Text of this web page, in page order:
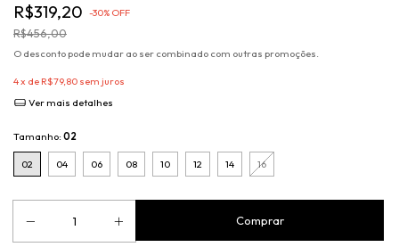
R$319,20 -30% OFF
R$456,00
O desconto pode mudar ao ser combinado com outras promoções.
4x de R$79,80 sem juros
Ver mais detalhes
Tamanho: 02
02 04 06 08 10 12 14 16